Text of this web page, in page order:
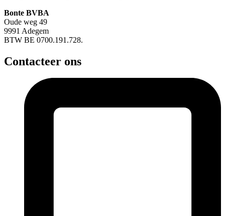
Bonte BVBA
Oude weg 49
9991 Adegem
BTW BE 0700.191.728.
Contacteer ons